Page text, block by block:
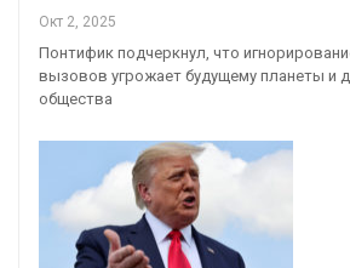
Окт 2, 2025
Понтифик подчеркнул, что
вызовов угрожает будущему планеты и
общества